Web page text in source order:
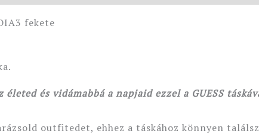
fekete
életed és vidámabbá a napjaid ezzel a GUESS
outfitedet, ehhez a táskához könnyen